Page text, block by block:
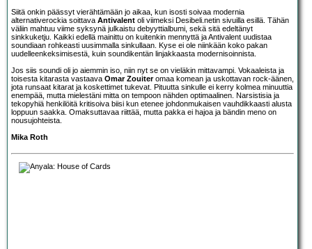
Siitä onkin päässyt vierähtämään jo aikaa, kun isosti soivaa modernia
alternativerockia soittava Antivalent oli viimeksi Desibeli.netin sivuilla esillä. Tähän
väliin mahtuu viime syksynä julkaistu debyyttialbumi, sekä sitä edeltänyt
sinkkuketju. Kaikki edellä mainittu on kuitenkin mennyttä ja Antivalent uudistaa
soundiaan rohkeasti uusimmalla sinkullaan. Kyse ei ole niinkään koko pakan
uudelleenkeksimisestä, kuin soundikentän linjakkaasta modernisoinnista.
Jos siis soundi oli jo aiemmin iso, niin nyt se on vieläkin mittavampi. Vokaaleista ja
toisesta kitarasta vastaava Omar Zouiteromaa komean ja uskottavan rock-äänen,
jota runsaat kitarat ja koskettimet tukevat. Pituutta sinkulle ei kerry kolmea minuuttia
enempää, mutta mielestäni mitta on tempoon nähden optimaalinen. Narsistisia ja
tekopyhiä henkilöitä kritisoiva biisi kun etenee johdonmukaisen vauhdikkaasti alusta
loppuun saakka. Omaksuttavaa riittää, mutta pakka ei hajoa ja bändin meno on
nousujohteista.
Mika Roth